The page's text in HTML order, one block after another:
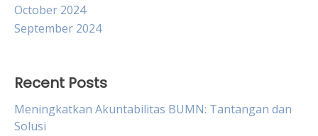
October 2024
September 2024
Recent Posts
Meningkatkan Akuntabilitas BUMN: Tantangan dan
Solusi